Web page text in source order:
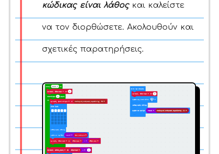
κώδικας είναι λάθοςκαι καλείστε
να τον διορθώσετε. Ακολουθούν και
σχετικές παρατηρήσεις.